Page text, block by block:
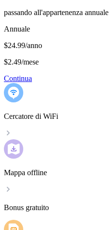
passando all'appartenenza annuale
Annuale
$24.99/anno
$2.49/mese
Continua
Cercatore di WiFi
Mappa offline
Bonus gratuito